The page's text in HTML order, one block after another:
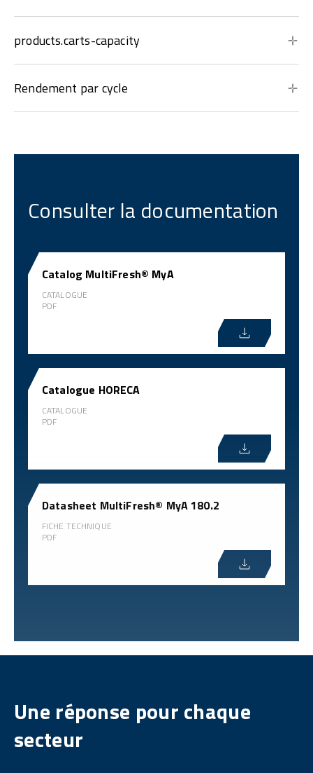
products.carts-capacity
Rendement par cycle
Consulter la documentation
Catalog MultiFresh® MyA
CATALOGUE
PDF
Catalogue HORECA
CATALOGUE
PDF
Datasheet MultiFresh® MyA 180.2
FICHE TECHNIQUE
PDF
Une réponse pour chaque
secteur